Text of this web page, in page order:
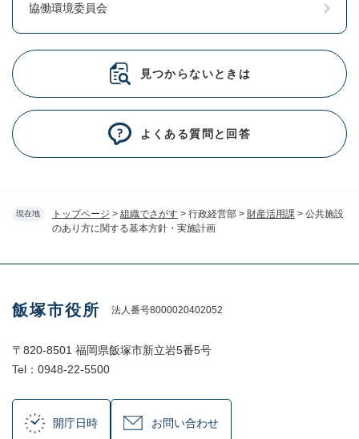
現在地 トップページ > 組織でさがす > 行政経営部 > 財産活用課 > 公共施設
のあり方に関する基本方針・実施計画
協働環境委員会
見つからないときは
よくある質問と回答
飯塚市役所 法人番号8000020402052
〒820-8501 福岡県飯塚市新立岩5番5号
Tel：0948-22-5500
開庁日時 お問い合わせ